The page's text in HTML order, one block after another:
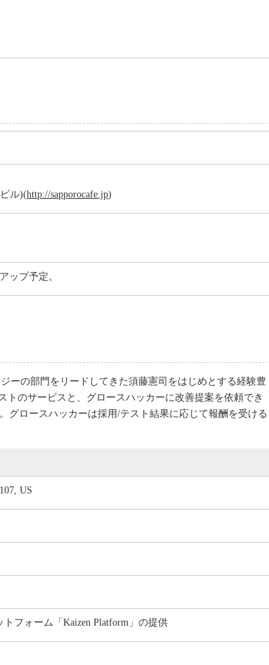
ル)(http://sapporocafe.jp)
ップ予定。
ーの部門をリードしてきた須藤憲司をはじめとする経験豊
のサービスと、グロースハッカーに改善提案を依頼でき
グロースハッカーは採用/テスト結果に応じて報酬を受ける
US
フォーム「Kaizen Platform」の提供